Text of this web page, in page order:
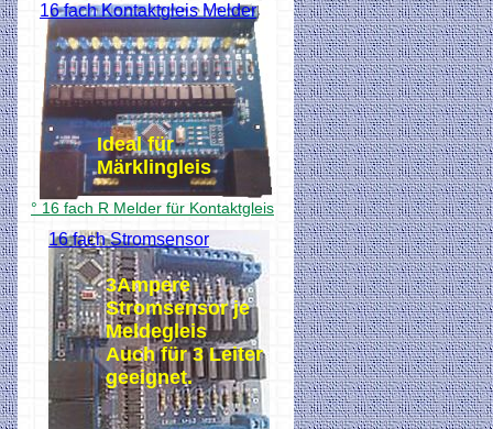
° 16 fach R Melder für Kontaktgleis
16 fach Kontaktgleis Melder
16 fach Stromsensor
Ideal für
Märklingleis
3Ampere
Stromsensor je
Meldegleis
Auch für 3 Leiter
geeignet.